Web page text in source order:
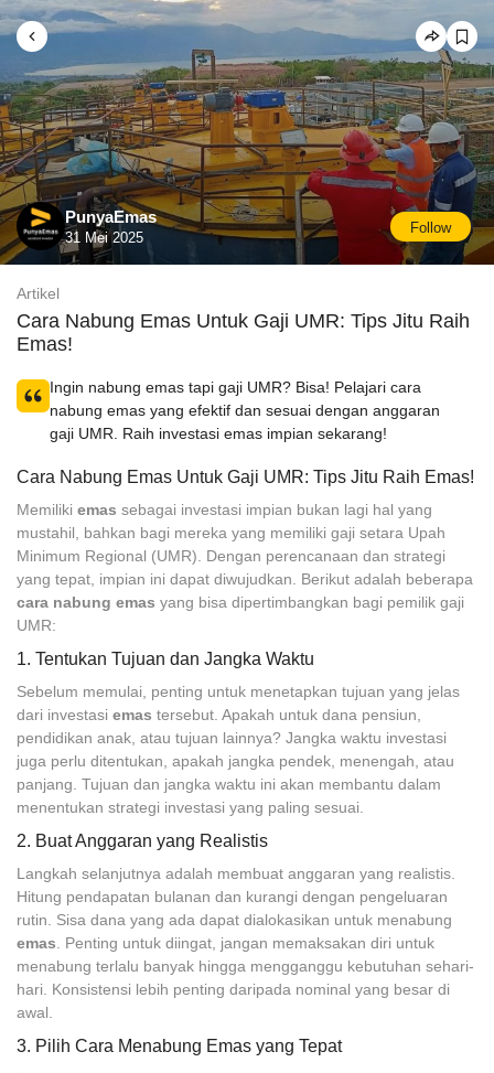
PunyaEmas
31 Mei 2025
Follow
Artikel
Cara Nabung Emas Untuk Gaji UMR: Tips Jitu Raih
Emas!
Ingin nabung emas tapi gaji UMR? Bisa! Pelajari cara
nabung emas yang efektif dan sesuai dengan anggaran
gaji UMR. Raih investasi emas impian sekarang!
Cara Nabung Emas Untuk Gaji UMR: Tips Jitu Raih Emas!
Memiliki emas sebagai investasi impian bukan lagi hal yang
mustahil, bahkan bagi mereka yang memiliki gaji setara Upah
Minimum Regional (UMR). Dengan perencanaan dan strategi
yang tepat, impian ini dapat diwujudkan. Berikut adalah beberapa
cara nabung emas yang bisa dipertimbangkan bagi pemilik gaji
UMR:
1. Tentukan Tujuan dan Jangka Waktu
Sebelum memulai, penting untuk menetapkan tujuan yang jelas
dari investasi emas tersebut. Apakah untuk dana pensiun,
pendidikan anak, atau tujuan lainnya? Jangka waktu investasi
juga perlu ditentukan, apakah jangka pendek, menengah, atau
panjang. Tujuan dan jangka waktu ini akan membantu dalam
menentukan strategi investasi yang paling sesuai.
2. Buat Anggaran yang Realistis
Langkah selanjutnya adalah membuat anggaran yang realistis.
Hitung pendapatan bulanan dan kurangi dengan pengeluaran
rutin. Sisa dana yang ada dapat dialokasikan untuk menabung
emas . Penting untuk diingat, jangan memaksakan diri untuk
menabung terlalu banyak hingga mengganggu kebutuhan sehari-
hari. Konsistensi lebih penting daripada nominal yang besar di
awal.
3. Pilih Cara Menabung Emas yang Tepat